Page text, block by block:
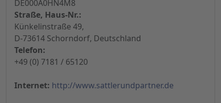
DE000A0HN4M8
Straße, Haus-Nr.:
Künkelinstraße 49,
D-73614 Schorndorf, Deutschland
Telefon:
+49 (0) 7181 / 65120
Internet: http://www.sattlerundpartner.de